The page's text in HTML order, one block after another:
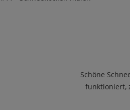
Schöne
funktioniert,